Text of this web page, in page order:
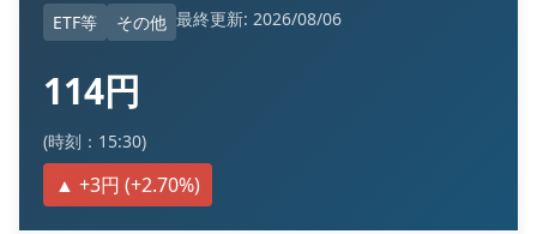
ETF等 その他 最終更新: 2026/08/06
114円
(時刻：15:30)
▲ +3円 (+2.70%)